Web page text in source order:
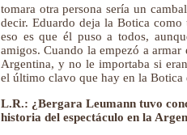
tomara otra persona sería un
decir. Eduardo deja la Botica
eso es que él puso a todos,
amigos. Cuando la empezó a armar
Argentina, y no le importaba si
el último clavo que hay en la Botica
L.R.: ¿Bergara Leumann tuvo
historia del espectáculo en la